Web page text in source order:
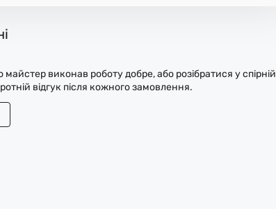
виконав роботу добре, або розібратися у спірній
відгук після кожного замовлення.